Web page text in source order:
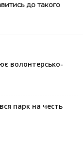
до такого
волонтерсько-
парк на честь